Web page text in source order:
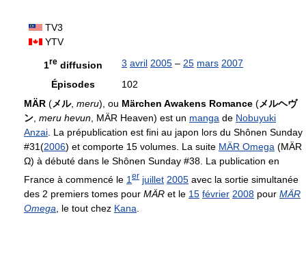
TV3
YTV
1rediffusion 3 avril 2005 – 25 mars 2007
Épisodes
102
MÄR (メル, meru), ou Märchen Awakens Romance (メルヘヴ
ン meru hevun , MÄR Heaven) est un manga de Nobuyuki
Anzai . La prépublication est fini au japon lors du Shônen Sunday
#31(2006) et comporte 15 volumes. La suite MÄR Omega (MÄR
Ω) à débuté dans le Shônen Sunday #38. La publication en
France à commencé le 1 er juillet 2005 avec la sortie simultanée
des 2 premiers tomes pour MÄR et le 15 février 2008 pour MÄR
Omega , le tout chez Kana